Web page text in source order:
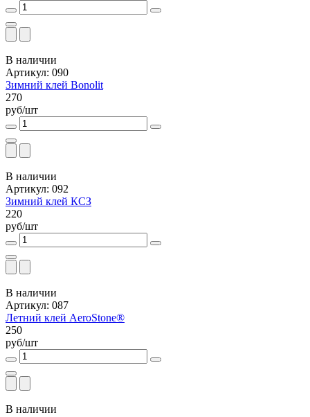
В наличии
Артикул: 090
Зимний клей Bonolit
270
руб/шт
В наличии
Артикул: 092
Зимний клей КСЗ
220
руб/шт
В наличии
Артикул: 087
Летний клей AeroStone®
250
руб/шт
В наличии